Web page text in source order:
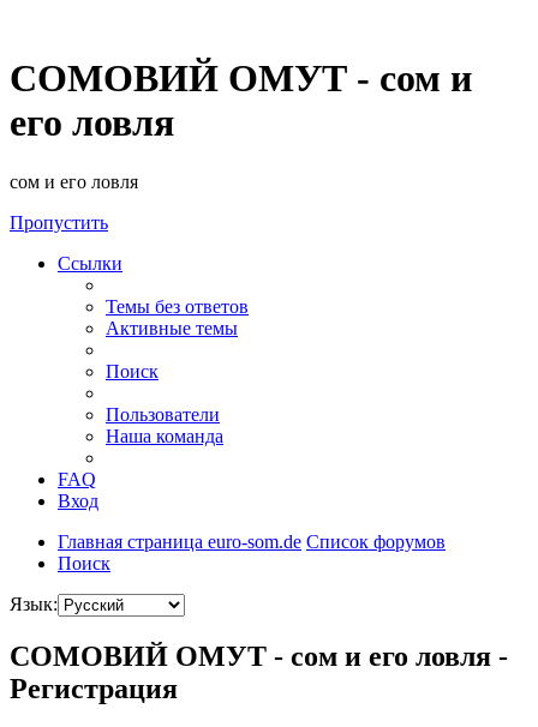
СОМОВИЙ ОМУТ - сом и
его ловля
сом и его ловля
Пропустить
Ссылки
Темы без ответов
Активные темы
Поиск
Пользователи
Наша команда
FAQ
Вход
Главная страница euro-som.de Список форумов
Поиск
Язык:
СОМОВИЙ ОМУТ - сом и его ловля -
Регистрация